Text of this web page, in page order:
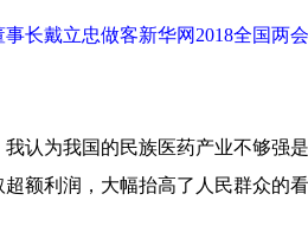
长戴立忠做客新华网2018全国两
为我国的民族医药产业不够强
额利润，大幅抬高了人民群众的